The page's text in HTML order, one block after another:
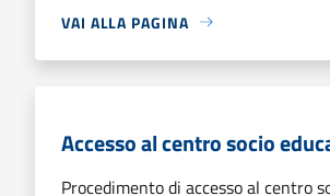
VAI ALLA PAGINA
Accesso al centro socio
Procedimento di accesso al centro